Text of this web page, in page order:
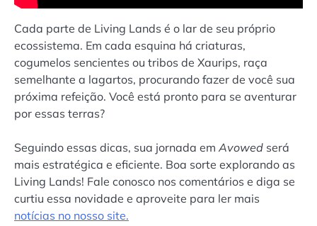
Cada parte de Living Lands é o lar de seu próprio
ecossistema. Em cada esquina há criaturas,
cogumelos sencientes ou tribos de Xaurips, raça
semelhante a lagartos, procurando fazer de você sua
próxima refeição. Você está pronto para se aventurar
por essas terras?
Seguindo essas dicas, sua jornada em Avowed será
mais estratégica e eficiente. Boa sorte explorando as
Living Lands! Fale conosco nos comentários e diga se
curtiu essa novidade e aproveite para ler mais
notícias no nosso site.